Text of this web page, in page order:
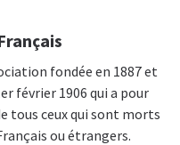
fondée en 1887 et
février 1906 qui a pour
tous ceux qui sont morts
ou étrangers.